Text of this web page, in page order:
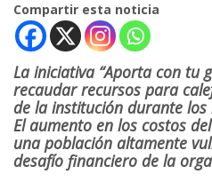
Compartir esta noticia
La iniciativa “Aporta con tu
recaudar recursos para
de la institución durante los
El aumento en los costos
una población altamente
desafío financiero de la